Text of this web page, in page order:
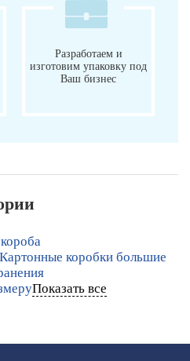
Разработаем и
изготовим упаковку под
Ваш бизнес
Картонные коробки большие
Показать все